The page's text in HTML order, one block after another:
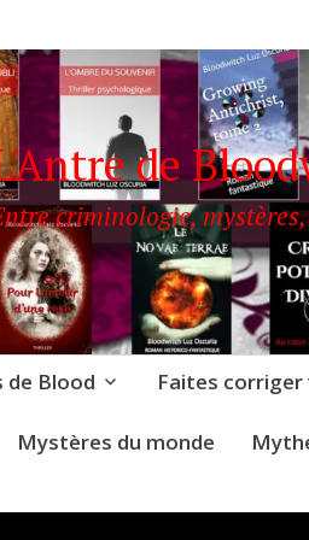
de
criminologie,
de Blood Faites
Mystères du monde